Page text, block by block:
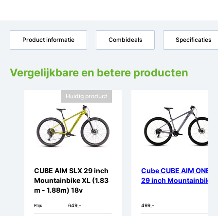
Product informatie Combideals Specificaties
Vergelijkbare en betere producten
Huidig product
CUBE AIM SLX 29 inch
Mountainbike XL (1.83
m - 1.88m) 18v
Prijs 649,-
Cube CUBE AIM ONE
29 inch Mountainbike
499,-